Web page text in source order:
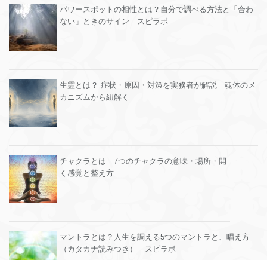
パワースポットの相性とは？自分で調べる方法と「合わ
ない」ときのサイン｜スピラボ
生霊とは？ 症状・原因・対策を実務者が解説｜魂体のメ
カニズムから紐解く
チャクラとは｜7つのチャクラの意味・場所・開
く感覚と整え方
マントラとは？人生を調える5つのマントラと、唱え方
（カタカナ読みつき）｜スピラボ